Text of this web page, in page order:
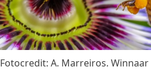
Fotocredit: A. Marreiros.